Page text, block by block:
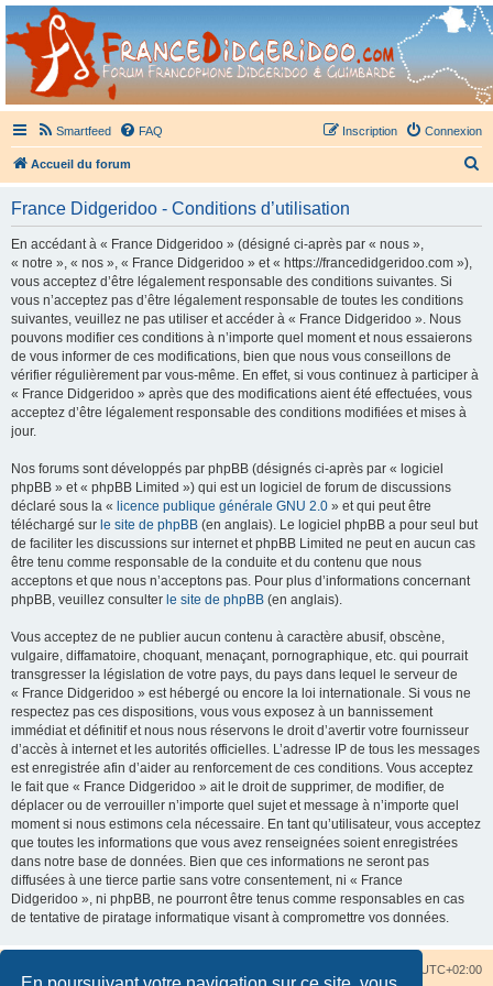
France Didgeridoo
Didgeridoo et Guimbarde sur France Didgeridoo - retrouvez la communauté.
Smartfeed FAQ Connexion
Inscription
Accueil du forum
France Didgeridoo - Conditions d’utilisation
En accédant à « France Didgeridoo » (désigné ci-après par « nous »,
« notre », « nos », « France Didgeridoo » et « https://francedidgeridoo.com »),
vous acceptez d’être légalement responsable des conditions suivantes. Si
vous n’acceptez pas d’être légalement responsable de toutes les conditions
suivantes, veuillez ne pas utiliser et accéder à « France Didgeridoo ». Nous
pouvons modifier ces conditions à n’importe quel moment et nous essaierons
de vous informer de ces modifications, bien que nous vous conseillons de
vérifier régulièrement par vous-même. En effet, si vous continuez à participer à
« France Didgeridoo » après que des modifications aient été effectuées, vous
acceptez d’être légalement responsable des conditions modifiées et mises à
jour.
Nos forums sont développés par phpBB (désignés ci-après par « logiciel
phpBB » et « phpBB Limited ») qui est un logiciel de forum de discussions
déclaré sous la « licence publique générale GNU 2.0 » et qui peut être
téléchargé sur le site de phpBB (en anglais). Le logiciel phpBB a pour seul but
de faciliter les discussions sur internet et phpBB Limited ne peut en aucun cas
être tenu comme responsable de la conduite et du contenu que nous
acceptons et que nous n’acceptons pas. Pour plus d’informations concernant
phpBB, veuillez consulter le site de phpBB (en anglais).
Vous acceptez de ne publier aucun contenu à caractère abusif, obscène,
vulgaire, diffamatoire, choquant, menaçant, pornographique, etc. qui pourrait
transgresser la législation de votre pays, du pays dans lequel le serveur de
« France Didgeridoo » est hébergé ou encore la loi internationale. Si vous ne
respectez pas ces dispositions, vous vous exposez à un bannissement
immédiat et définitif et nous nous réservons le droit d’avertir votre fournisseur
d’accès à internet et les autorités officielles. L’adresse IP de tous les messages
est enregistrée afin d’aider au renforcement de ces conditions. Vous acceptez
le fait que « France Didgeridoo » ait le droit de supprimer, de modifier, de
déplacer ou de verrouiller n’importe quel sujet et message à n’importe quel
moment si nous estimons cela nécessaire. En tant qu’utilisateur, vous acceptez
que toutes les informations que vous avez renseignées soient enregistrées
dans notre base de données. Bien que ces informations ne seront pas
diffusées à une tierce partie sans votre consentement, ni « France
Didgeridoo », ni phpBB, ne pourront être tenus comme responsables en cas
de tentative de piratage informatique visant à compromettre vos données.
UTC+02:00